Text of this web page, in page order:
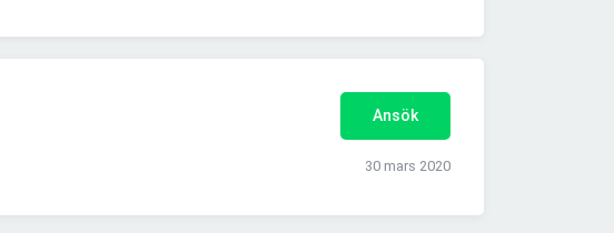
Ansök
30 mars 2020